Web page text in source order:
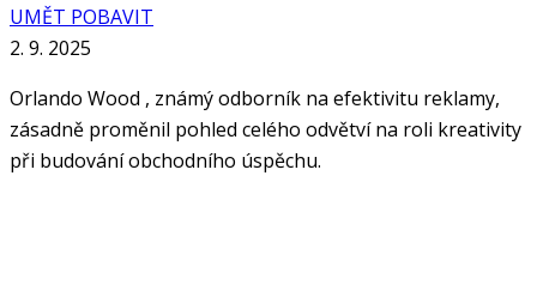
UMĚT POBAVIT
2. 9. 2025
Orlando Wood , známý odborník na efektivitu reklamy,
zásadně proměnil pohled celého odvětví na roli kreativity
při budování obchodního úspěchu.